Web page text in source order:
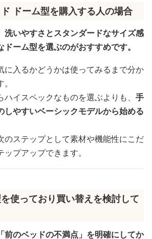
ドーム型を購入する人の場合
洗いやすさとスタンダードなサイズ感
ーム型を選ぶのがおすすめです。
に入るかどうかは使ってみるまで分か
イスペックなものを選ぶよりも、 手
しやすいベーシックモデルから始める
のステップとして素材や機能性にこだ
プアップできます。
使っており買い替えを検討して
前のベッドの不満点」を明確にしてか